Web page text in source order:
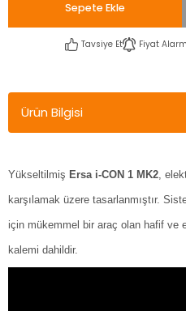
Sepete Ekle
Tavsiye Et Fiyat
Ürün Bilgisi
Yükseltilmiş Ersa i-CON 1 MK2,
karşılamak üzere tasarlanmıştır.
için mükemmel bir araç olan hafif ve
kalemi dahildir.